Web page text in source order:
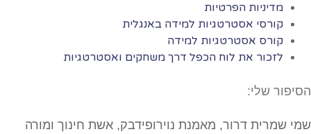
מדיניות הפרטיות
קורסי אסטרטגיות למידה באנגלית
קורס אסטרטגיות למידה
לזכור את לוח הכפל דרך משחקים ואסטרטגיות
הסיפור שלי:
שמי שמרית דרור, מאמנת נוירופידבק, אשת חינוך ומורה